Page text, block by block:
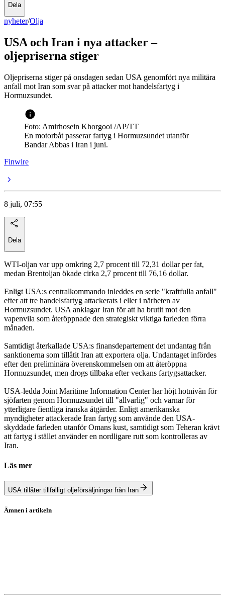
Dela
nyheter/Olja
USA och Iran i nya attacker –
oljepriserna stiger
Oljepriserna stiger på onsdagen sedan USA genomfört nya militära
anfall mot Iran som svar på attacker mot handelsfartyg i
Hormuzsundet.
Foto: Amirhosein Khorgooi /AP/TT
En motorbåt passerar fartyg i Hormuzsundet utanför
Bandar Abbas i Iran i juni.
Finwire
8 juli, 07:55
Dela
WTI-oljan var upp omkring 2,7 procent till 72,31 dollar per fat,
medan Brentoljan ökade cirka 2,7 procent till 76,16 dollar.
Enligt USA:s centralkommando inleddes en serie "kraftfulla anfall"
efter att tre handelsfartyg attackerats i eller i närheten av
Hormuzsundet. USA anklagar Iran för att ha brutit mot den
vapenvila som återöppnade den strategiskt viktiga farleden förra
månaden.
Samtidigt återkallade USA:s finansdepartement det undantag från
sanktionerna som tillåtit Iran att exportera olja. Undantaget infördes
efter den preliminära överenskommelsen om att återöppna
Hormuzsundet, men drogs tillbaka efter veckans fartygsattacker.
USA-ledda Joint Maritime Information Center har höjt hotnivån för
sjöfarten genom Hormuzsundet till "allvarlig" och varnar för
ytterligare fientliga iranska åtgärder. Enligt amerikanska
myndigheter attackerade Iran fartyg som använde den USA-
skyddade farleden utanför Omans kust, samtidigt som Teheran krävt
att fartyg i stället använder en nordligare rutt som kontrolleras av
Iran.
Läs mer
USA tillåter tillfälligt oljeförsäljningar från Iran
Ämnen i artikeln